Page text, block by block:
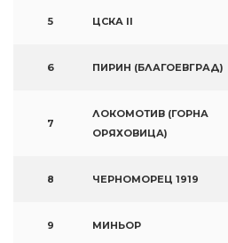
5 ЦСКА II
6 ПИРИН (БЛАГОЕВГРАД)
7
ЛОКОМОТИВ (ГОРНА
ОРЯХОВИЦА)
8 ЧЕРНОМОРЕЦ 1919
9 МИНЬОР